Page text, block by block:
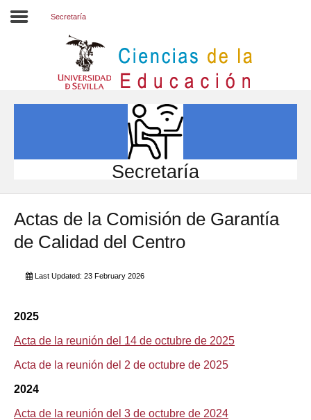
INVESTIGACIÓN
INTERNACIONAL
Directorio FCCE
Secretaría
Secretaría
Actas de la Comisión de Garantía
de Calidad del Centro
Last Updated: 23 February 2026
2025
Acta de la reunión del 14 de octubre de 2025
Acta de la reunión del 2 de octubre de 2025
2024
Acta de la reunión del 3 de octubre de 2024